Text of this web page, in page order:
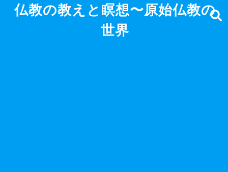
仏教の教えと瞑想〜原始仏教の
世界